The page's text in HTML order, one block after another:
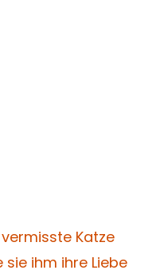
Katze
sie ihm ihre Liebe